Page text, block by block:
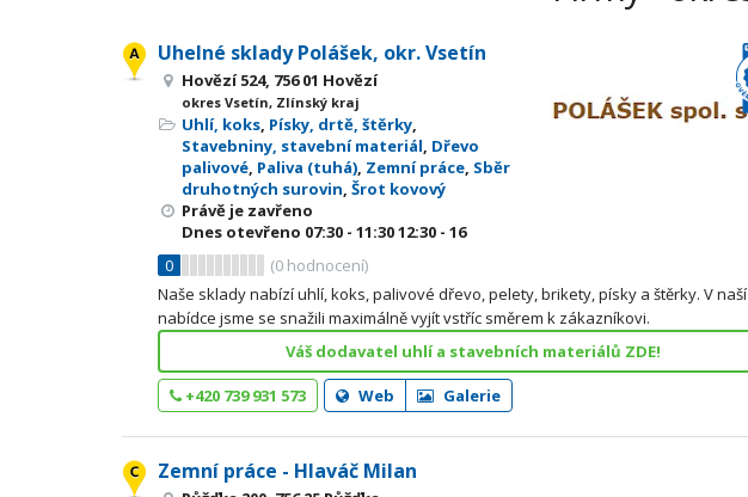
Uhelné sklady Polášek, okr. Vsetín
Hovězí 524, 756 01 Hovězí
okres Vsetín, Zlínský kraj
Uhlí, koks, Písky, drtě, štěrky,
Stavebniny, stavební materiál, Dřevo
palivové, Paliva (tuhá), Zemní práce, Sběr
druhotných surovin, Šrot kovový
Právě je zavřeno
Dnes otevřeno 07:30 - 11:3012:30 - 16
0
(0 hodnocení)
Naše sklady nabízí uhlí, koks, palivové dřevo, pelety, brikety, písky a štěrky. V naší
nabídce jsme se snažili maximálně vyjít vstříc směrem k zákazníkovi.
Váš dodavatel uhlí a stavebních materiálů ZDE!
+420 739 931 573 Web Galerie
Zemní práce - Hlaváč Milan